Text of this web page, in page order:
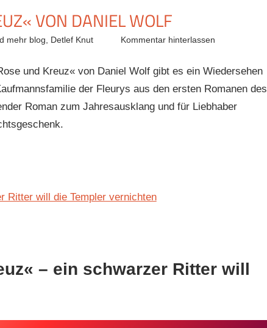
VON DANIEL WOLF
mehr blog Detlef Knut Kommentar hinterlassen
und Kreuz« von Daniel Wolf gibt es ein Wiedersehen
der Fleurys aus den ersten Romanen des
Roman zum Jahresausklang und für Liebhaber
Ritter will die Templer vernichten
– ein schwarzer Ritter will